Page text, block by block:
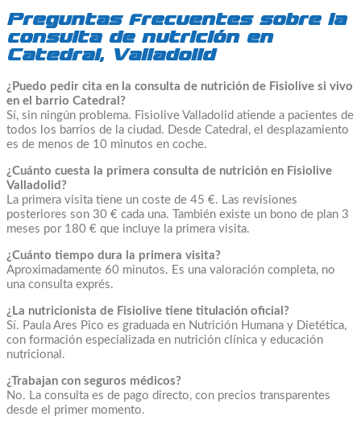
Preguntas frecuentes sobre la
consulta de nutrición en
Catedral, Valladolid
¿Puedo pedir cita en la consulta de nutrición de Fisiolive si vivo
en el barrio Catedral?
Sí, sin ningún problema. Fisiolive Valladolid atiende a pacientes de
todos los barrios de la ciudad. Desde Catedral, el desplazamiento
es de menos de 10 minutos en coche.
¿Cuánto cuesta la primera consulta de nutrición en Fisiolive
Valladolid?
La primera visita tiene un coste de 45 €. Las revisiones
posteriores son 30 € cada una. También existe un bono de plan 3
meses por 180 € que incluye la primera visita.
¿Cuánto tiempo dura la primera visita?
Aproximadamente 60 minutos. Es una valoración completa, no
una consulta exprés.
¿La nutricionista de Fisiolive tiene titulación oficial?
Sí. Paula Ares Pico es graduada en Nutrición Humana y Dietética,
con formación especializada en nutrición clínica y educación
nutricional.
¿Trabajan con seguros médicos?
No. La consulta es de pago directo, con precios transparentes
desde el primer momento.